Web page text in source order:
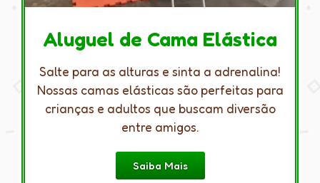
Aluguel de Cama Elástica
Salte para as alturas e sinta a adrenalina!
Nossas camas elásticas são perfeitas para
crianças e adultos que buscam diversão
entre amigos.
Saiba Mais